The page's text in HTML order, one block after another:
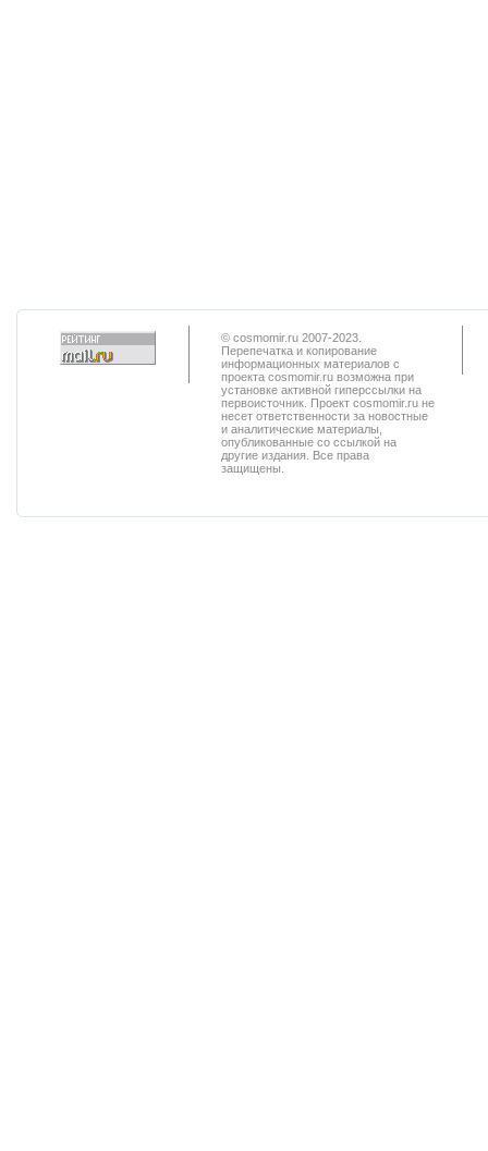
© cosmomir.ru 2007-2023.
Перепечатка и копирование
информационных материалов с
проекта cosmomir.ru возможна при
установке активной гиперссылки на
первоисточник. Проект cosmomir.ru не
несет ответственности за новостные
и аналитические материалы,
опубликованные со ссылкой на
другие издания. Все права
защищены.